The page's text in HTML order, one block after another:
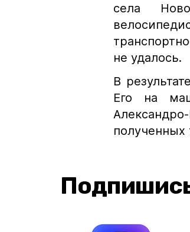
села
не удалось.
В
Его на